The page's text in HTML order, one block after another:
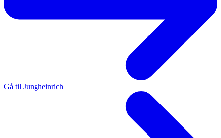
Gå til Jungheinrich